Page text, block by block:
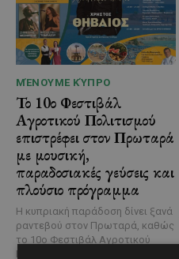
ΜΈΝΟΥΜΕ ΚΎΠΡΟ
Το 10ο Φεστιβάλ
Αγροτικού Πολιτισμού
επιστρέφει στον Πρωταρά
με μουσική,
παραδοσιακές γεύσεις και
πλούσιο πρόγραμμα
Η κυπριακή παράδοση δίνει ξανά
ραντεβού στον Πρωταρά, καθώς
το 10ο Φεστιβάλ Αγροτικού
Πολιτισμού θα πραγματοποιηθεί